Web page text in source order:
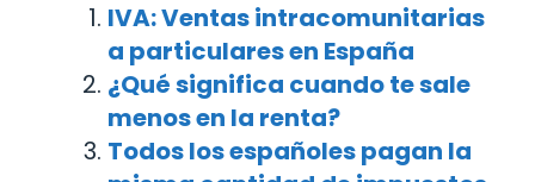
IVA: Ventas intracomunitarias
a particulares en España
¿Qué significa cuando te sale
menos en la renta?
Todos los españoles pagan la